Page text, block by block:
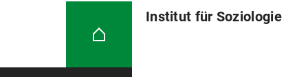
Institut für Soziologie